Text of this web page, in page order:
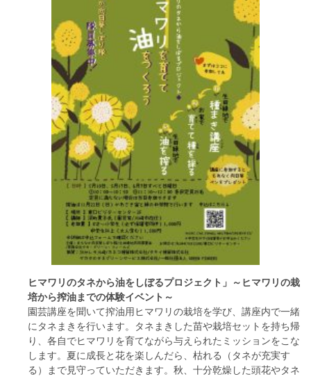
園内のご案内
園内のご案内
生田緑地の樹木ごよみ
学校団体の雨天時の昼食場所
イベント情報
フード＆カフェ
活動団体
マネジメント会議
自然環境保全管理会議
日本語 中国語 English 한글 Español Português
ヒマワリのタネから油をしぼるプロジェクト」～ヒマワリの栽
培から搾油までの体験イベント～
園芸講座を聞いて搾油用ヒマワリの栽培を学び、講座内で一緒
にタネまきを行います。タネまきした苗や栽培セットを持ち帰
り、各自でヒマワリを育てながら与えられたミッションをこな
します。夏に成長と花を楽しんだら、枯れる（タネが充実す
る）まで見守っていただきます。秋、十分乾燥した頭花やタネ